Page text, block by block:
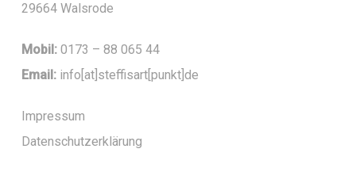
29664 Walsrode
Mobil:0173 – 88 065 44
Email:info[at]steffisart[punkt]de
Impressum
Datenschutzerklärung